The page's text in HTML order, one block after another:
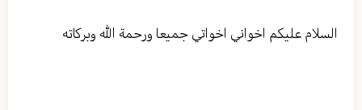
السلام عليكم اخواني اخواتي جميعا ورحمة الله وبركاته